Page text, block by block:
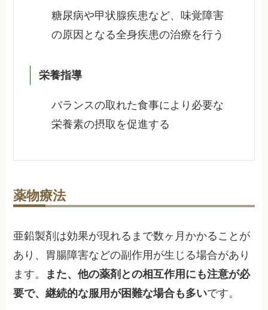
糖尿病や甲状腺疾患など、味覚障害
の原因となる全身疾患の治療を行う
栄養指導
バランスの取れた食事により必要な
栄養素の摂取を促進する
薬物療法
亜鉛製剤は効果が現れるまで数ヶ月かかることが
あり、胃腸障害などの副作用が生じる場合があり
ます。
また、他の薬剤との相互作用にも注意が必
要で、継続的な服用が困難な場合も多いです。